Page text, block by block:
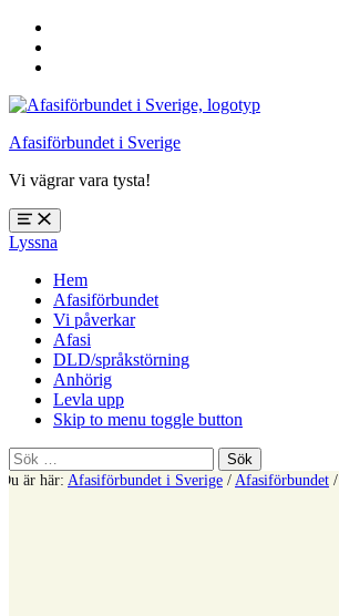
sidfoten
Afasiförbundet i Sverige
Vi vägrar vara tysta!
Öppna
meny:
%s
Lyssna
Hem
Afasiförbundet
Vi påverkar
Afasi
DLD/språkstörning
Anhörig
Levla upp
Skip to menu toggle button
Sök
efter:
Du är här: Afasiförbundet i Sverige /Afasiförbundet /